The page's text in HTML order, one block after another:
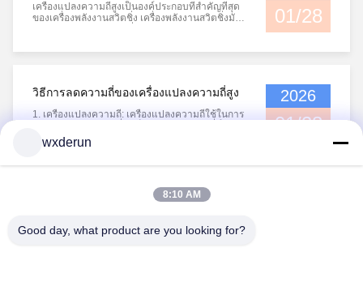
เครื่องแปลงความถี่สูงเป็นองค์ประกอบที่สําคัญที่สุด
ของเครื่องพลังงานสวิตชิ่ง เครื่องพลังงานสวิตชิ่งมัก
100kHz คลื่นเหล่านี้จะลดความแรงดันผ่านเครื่อง
01/28
วิธีการลดความถี่ของเครื่องแปลงความถี่สูง
1. เครื่องแปลงความถี่: เครื่องแปลงความถี่ใช้ในการ
เครื่องแปลงความถี่ประกอบด้วยวงจรแปลงความถี่ที่
บรรลุการแปลงความถี่โดยการเปลี่ยนแปลงปริมาตร
2026
01/28
1
wxderun
8:10 AM
Good day, what product are you looking for?